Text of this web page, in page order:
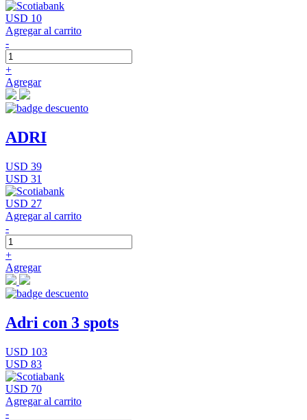
USD 10
Agregar al carrito
-
+
Agregar
ADRI
USD 39
USD 31
USD 27
Agregar al carrito
-
+
Agregar
Adri con 3 spots
USD 103
USD 83
USD 70
Agregar al carrito
-